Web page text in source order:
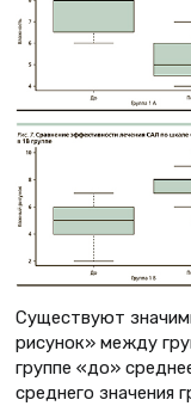
Существуют
рисунок» между
группе «до»
среднего значения